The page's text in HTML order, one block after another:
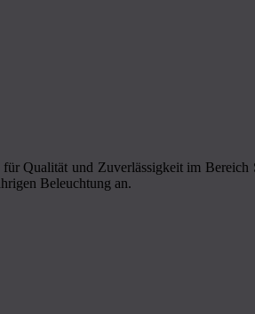
Qualität und Zuverlässigkeit im
Beleuchtung an.